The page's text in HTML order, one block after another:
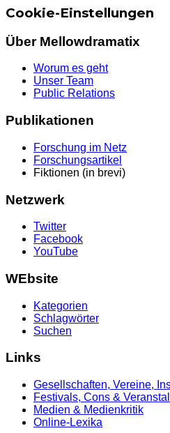
Cookie-Einstellungen
Über Mellowdramatix
Worum es geht
Unser Team
Public Relations
Publikationen
Forschung im Netz
Forschungsartikel
Fiktionen (in brevi)
Netzwerk
Twitter
Facebook
YouTube
WEbsite
Kategorien
Schlagwörter
Suchen
Links
Gesellschaften, Vereine,
Festivals, Cons &
Medien & Medienkritik
Online-Lexika